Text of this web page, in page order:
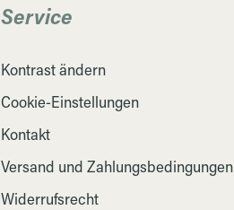
Service
Kontrast ändern
Cookie-Einstellungen
Kontakt
Versand und Zahlungsbedingungen
Widerrufsrecht